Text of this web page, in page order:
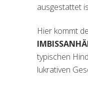
ausgestattet
Hier kommt
typischen
lukrativen